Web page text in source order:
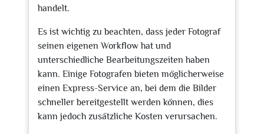
handelt.
Es ist wichtig zu beachten, dass jeder Fotograf
seinen eigenen Workflow hat und
unterschiedliche Bearbeitungszeiten haben
kann. Einige Fotografen bieten möglicherweise
einen Express-Service an, bei dem die Bilder
schneller bereitgestellt werden können, dies
kann jedoch zusätzliche Kosten verursachen.